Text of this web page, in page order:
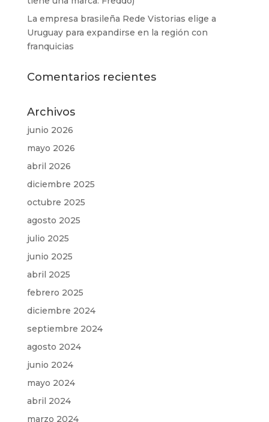
La empresa brasileña Rede Vistorias elige a
Uruguay para expandirse en la región con
franquicias
Comentarios recientes
Archivos
junio 2026
mayo 2026
abril 2026
diciembre 2025
octubre 2025
agosto 2025
julio 2025
junio 2025
abril 2025
febrero 2025
diciembre 2024
septiembre 2024
agosto 2024
junio 2024
mayo 2024
abril 2024
marzo 2024